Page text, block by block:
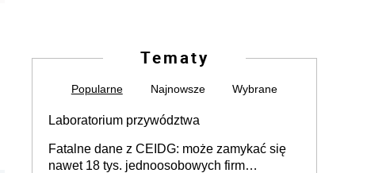
Tematy
Popularne Najnowsze Wybrane
Laboratorium przywództwa
Fatalne dane z CEIDG: może zamykać się
nawet 18 tys. jednoosobowych firm